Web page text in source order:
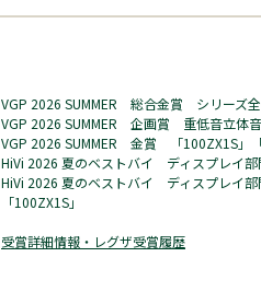
VGP 2026 SUMMER 総合金賞 シリーズ
VGP 2026 SUMMER 企画賞 重低音立体
VGP 2026 SUMMER 金賞 「100ZX1S」「
HiVi 2026 夏のベストバイ ディスプレイ
HiVi 2026 夏のベストバイ ディスプレイ
「100ZX1S」
受賞詳細情報・レグザ受賞履歴